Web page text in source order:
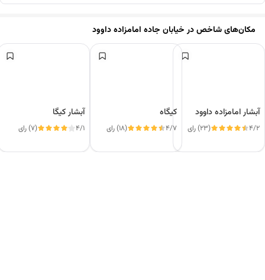
مکان‌های شاخص درخیابان جاده امامزاده داوود
آبشار امامزاده داوود
4/2 (23) رای
کیگاه
4/7 (18) رای
آبشار کیگا
4/1 (7) رای